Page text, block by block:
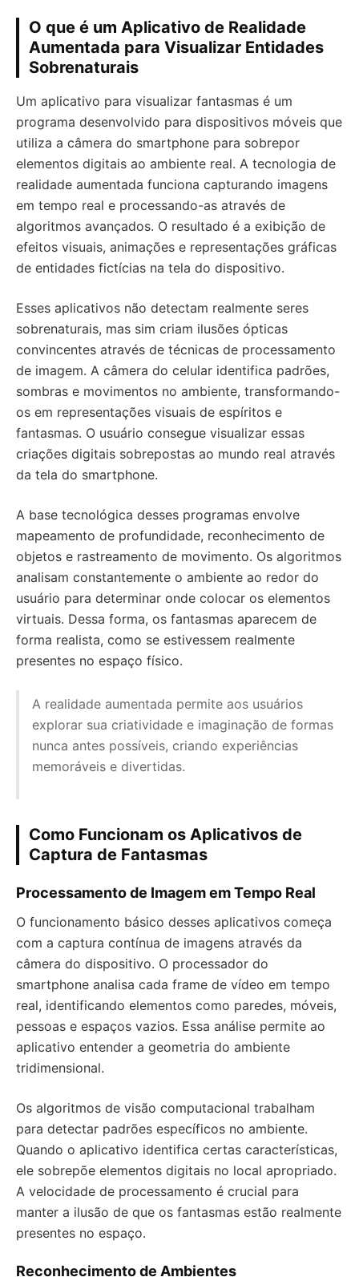
O que é um Aplicativo de Realidade
Aumentada para Visualizar Entidades
Sobrenaturais
Um aplicativo para visualizar fantasmas é um
programa desenvolvido para dispositivos móveis que
utiliza a câmera do smartphone para sobrepor
elementos digitais ao ambiente real. A tecnologia de
realidade aumentada funciona capturando imagens
em tempo real e processando-as através de
algoritmos avançados. O resultado é a exibição de
efeitos visuais, animações e representações gráficas
de entidades fictícias na tela do dispositivo.
Esses aplicativos não detectam realmente seres
sobrenaturais, mas sim criam ilusões ópticas
convincentes através de técnicas de processamento
de imagem. A câmera do celular identifica padrões,
sombras e movimentos no ambiente, transformando-
os em representações visuais de espíritos e
fantasmas. O usuário consegue visualizar essas
criações digitais sobrepostas ao mundo real através
da tela do smartphone.
A base tecnológica desses programas envolve
mapeamento de profundidade, reconhecimento de
objetos e rastreamento de movimento. Os algoritmos
analisam constantemente o ambiente ao redor do
usuário para determinar onde colocar os elementos
virtuais. Dessa forma, os fantasmas aparecem de
forma realista, como se estivessem realmente
presentes no espaço físico.
A realidade aumentada permite aos usuários
explorar sua criatividade e imaginação de formas
nunca antes possíveis, criando experiências
memoráveis e divertidas.
Como Funcionam os Aplicativos de
Captura de Fantasmas
Processamento de Imagem em Tempo Real
O funcionamento básico desses aplicativos começa
com a captura contínua de imagens através da
câmera do dispositivo. O processador do
smartphone analisa cada frame de vídeo em tempo
real, identificando elementos como paredes, móveis,
pessoas e espaços vazios. Essa análise permite ao
aplicativo entender a geometria do ambiente
tridimensional.
Os algoritmos de visão computacional trabalham
para detectar padrões específicos no ambiente.
Quando o aplicativo identifica certas características,
ele sobrepõe elementos digitais no local apropriado.
A velocidade de processamento é crucial para
manter a ilusão de que os fantasmas estão realmente
presentes no espaço.
Reconhecimento de Ambientes